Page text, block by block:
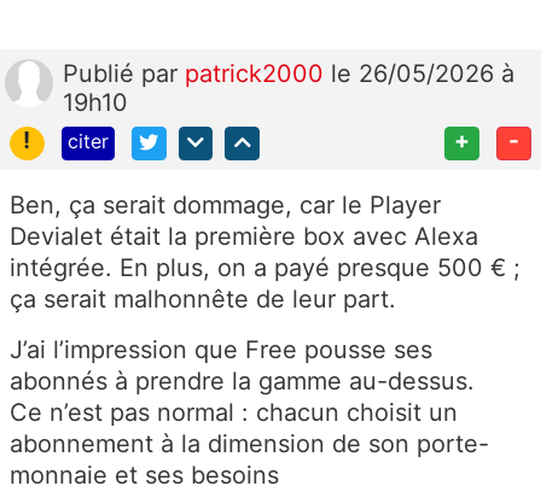
Publié par patrick2000 le 26/05/2026 à
19h10
!
citer + -
Ben, ça serait dommage, car le Player
Devialet était la première box avec Alexa
intégrée. En plus, on a payé presque 500 € ;
ça serait malhonnête de leur part.
J’ai l’impression que Free pousse ses
abonnés à prendre la gamme au-dessus.
Ce n’est pas normal : chacun choisit un
abonnement à la dimension de son porte-
monnaie et ses besoins